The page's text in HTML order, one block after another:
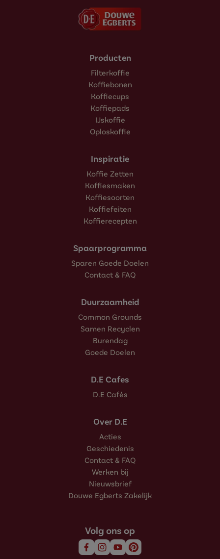
Producten
Filterkoffie
Koffiebonen
Koffiecups
Koffiepads
IJskoffie
Oploskoffie
Inspiratie
Koffie Zetten
Koffiesmaken
Koffiesoorten
Koffiefeiten
Koffierecepten
Spaarprogramma
Sparen Goede Doelen
Contact & FAQ
Duurzaamheid
Common Grounds
Samen Recyclen
Burendag
Goede Doelen
D.E Cafes
D.E Cafés
Over D.E
Acties
Geschiedenis
Contact & FAQ
Werken bij
Nieuwsbrief
Douwe Egberts Zakelijk
Volg ons op